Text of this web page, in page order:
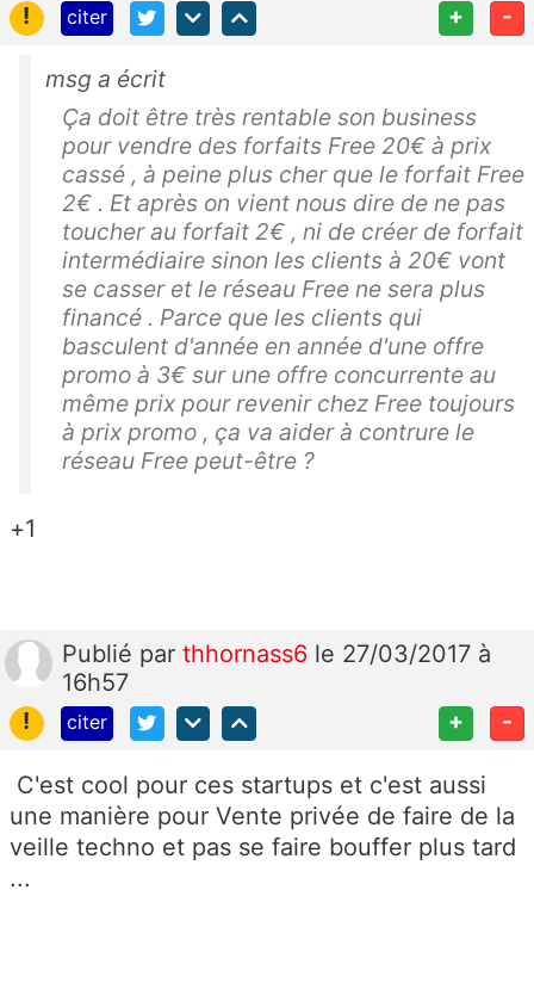
!
citer + -
msg a écrit
Ça doit être très rentable son business
pour vendre des forfaits Free 20€ à prix
cassé , à peine plus cher que le forfait Free
2€ . Et après on vient nous dire de ne pas
toucher au forfait 2€ , ni de créer de forfait
intermédiaire sinon les clients à 20€ vont
se casser et le réseau Free ne sera plus
financé . Parce que les clients qui
basculent d'année en année d'une offre
promo à 3€ sur une offre concurrente au
même prix pour revenir chez Free toujours
à prix promo , ça va aider à contrure le
réseau Free peut-être ?
+1
Publié par thhornass6 le 27/03/2017 à
16h57
!
citer + -
C'est cool pour ces startups et c'est aussi
une manière pour Vente privée de faire de la
veille techno et pas se faire bouffer plus tard
...